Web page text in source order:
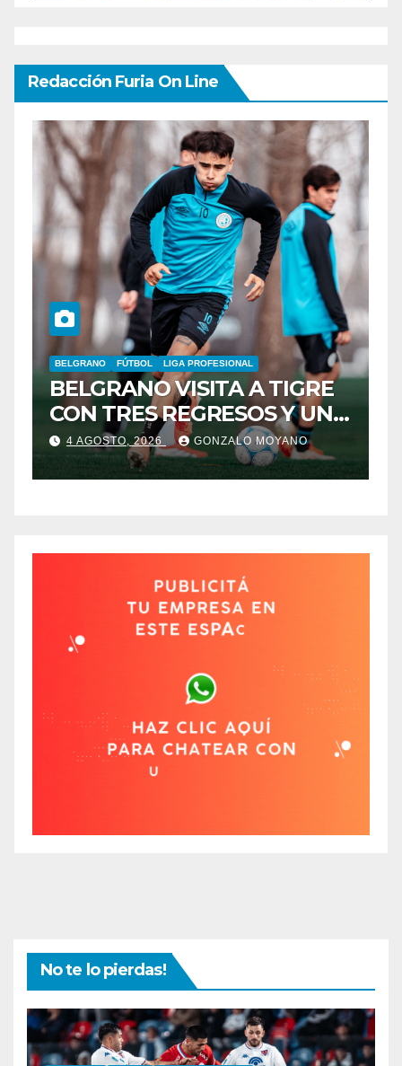
Redacción Furia On Line
BELGRANO FÚTBOL LIGA PROFESIONAL
BELGRANO VISITA A TIGRE
CON TRES REGRESOS Y UNA
BAJA OBLIGADA
4 AGOSTO, 2026 GONZALO MOYANO
No te lo pierdas!